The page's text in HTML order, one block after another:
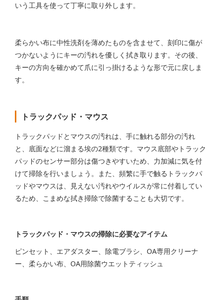
いう工具を使って丁寧に取り外します。
柔らかい布に中性洗剤を薄めたものを含ませて、刻印に傷が
つかないようにキーの汚れを優しく拭き取ります。その後、
キーの方向を確かめて爪に引っ掛けるような形で元に戻しま
す。
トラックパッド・マウス
トラックパッドとマウスの汚れは、手に触れる部分の汚れ
と、底面などに溜まる埃の2種類です。マウス底部やトラック
パッドのセンサー部分は傷つきやすいため、力加減に気を付
けて掃除を行いましょう。また、頻繁に手で触るトラックパ
ッドやマウスは、見えない汚れやウイルスが常に付着してい
るため、こまめな拭き掃除で除菌することも大切です。
トラックパッド・マウスの掃除に必要なアイテム
ピンセット、エアダスター、除電ブラシ、OA専用クリーナ
ー、柔らかい布、OA用除菌ウエットティッシュ